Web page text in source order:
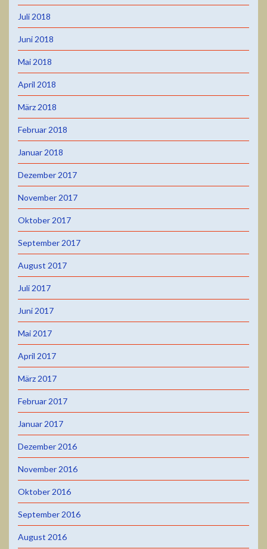
Juli 2018
Juni 2018
Mai 2018
April 2018
März 2018
Februar 2018
Januar 2018
Dezember 2017
November 2017
Oktober 2017
September 2017
August 2017
Juli 2017
Juni 2017
Mai 2017
April 2017
März 2017
Februar 2017
Januar 2017
Dezember 2016
November 2016
Oktober 2016
September 2016
August 2016